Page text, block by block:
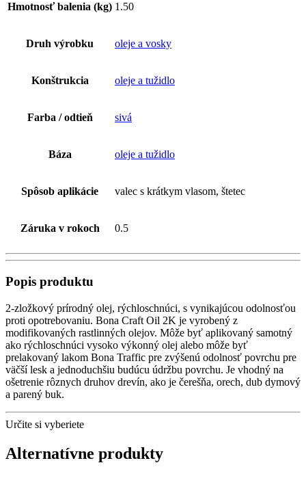
Hmotnosť balenia (kg) 1.50
Druh výrobku oleje a vosky
Konštrukcia oleje a tužidlo
Farba / odtieň sivá
Báza oleje a tužidlo
Spôsob aplikácie valec s krátkym vlasom, štetec
Záruka v rokoch 0.5
Popis produktu
2-zložkový prírodný olej, rýchloschnúci, s vynikajúcou odolnosťou
proti opotrebovaniu. Bona Craft Oil 2K je vyrobený z
modifikovaných rastlinných olejov. Môže byť aplikovaný samotný
ako rýchloschnúci vysoko výkonný olej alebo môže byť
prelakovaný lakom Bona Traffic pre zvýšenú odolnosť povrchu pre
väčší lesk a jednoduchšiu budúcu údržbu povrchu. Je vhodný na
ošetrenie rôznych druhov drevín, ako je čerešňa, orech, dub dymový
a parený buk.
Určite si vyberiete
Alternatívne produkty